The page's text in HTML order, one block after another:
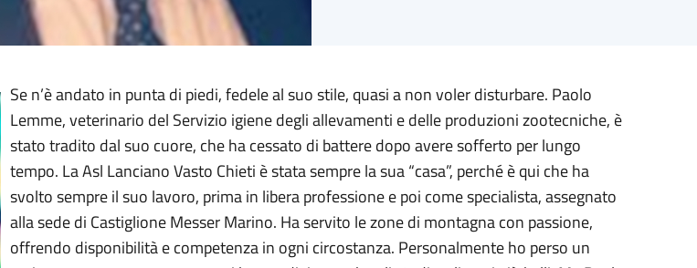
Se n’è andato in punta di piedi, fedele al suo stile, quasi a non voler disturbare. Paolo
Lemme, veterinario del Servizio igiene degli allevamenti e delle produzioni zootecniche, è
stato tradito dal suo cuore, che ha cessato di battere dopo avere sofferto per lungo
tempo. La Asl Lanciano Vasto Chieti è stata sempre la sua “casa”, perché è qui che ha
svolto sempre il suo lavoro, prima in libera professione e poi come specialista, assegnato
alla sede di Castiglione Messer Marino. Ha servito le zone di montagna con passione,
offrendo disponibilità e competenza in ogni circostanza. Personalmente ho perso un